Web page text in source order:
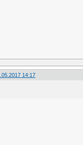
14:17